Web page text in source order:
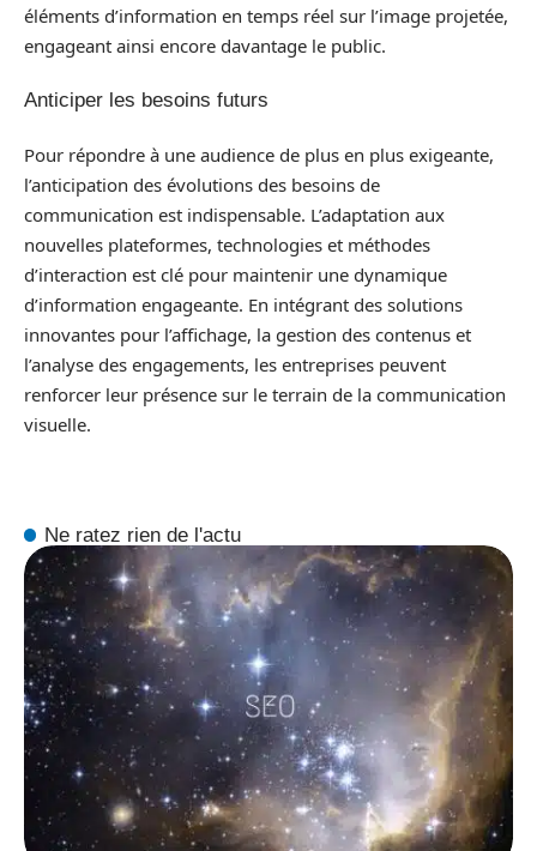
éléments d’information en temps réel sur l’image projetée,
engageant ainsi encore davantage le public.
Anticiper les besoins futurs
Pour répondre à une audience de plus en plus exigeante,
l’anticipation des évolutions des besoins de
communication est indispensable. L’adaptation aux
nouvelles plateformes, technologies et méthodes
d’interaction est clé pour maintenir une dynamique
d’information engageante. En intégrant des solutions
innovantes pour l’affichage, la gestion des contenus et
l’analyse des engagements, les entreprises peuvent
renforcer leur présence sur le terrain de la communication
visuelle.
Ne ratez rien de l'actu